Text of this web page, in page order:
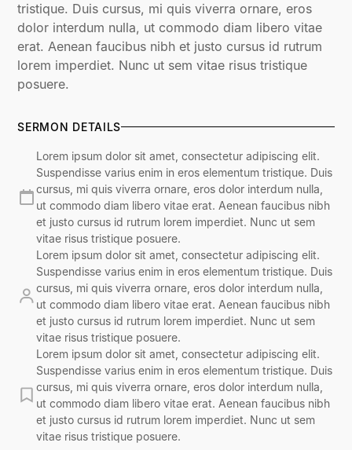
tristique. Duis cursus, mi quis viverra ornare, eros
dolor interdum nulla, ut commodo diam libero vitae
erat. Aenean faucibus nibh et justo cursus id rutrum
lorem imperdiet. Nunc ut sem vitae risus tristique
posuere.
SERMON DETAILS
Lorem ipsum dolor sit amet, consectetur adipiscing elit.
Suspendisse varius enim in eros elementum tristique. Duis
cursus, mi quis viverra ornare, eros dolor interdum nulla,
ut commodo diam libero vitae erat. Aenean faucibus nibh
et justo cursus id rutrum lorem imperdiet. Nunc ut sem
vitae risus tristique posuere.
Lorem ipsum dolor sit amet, consectetur adipiscing elit.
Suspendisse varius enim in eros elementum tristique. Duis
cursus, mi quis viverra ornare, eros dolor interdum nulla,
ut commodo diam libero vitae erat. Aenean faucibus nibh
et justo cursus id rutrum lorem imperdiet. Nunc ut sem
vitae risus tristique posuere.
Lorem ipsum dolor sit amet, consectetur adipiscing elit.
Suspendisse varius enim in eros elementum tristique. Duis
cursus, mi quis viverra ornare, eros dolor interdum nulla,
ut commodo diam libero vitae erat. Aenean faucibus nibh
et justo cursus id rutrum lorem imperdiet. Nunc ut sem
vitae risus tristique posuere.